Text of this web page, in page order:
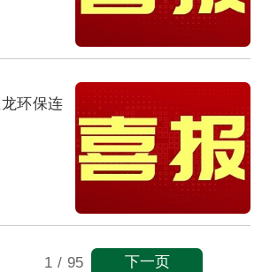
环保连
1 / 95 下一页